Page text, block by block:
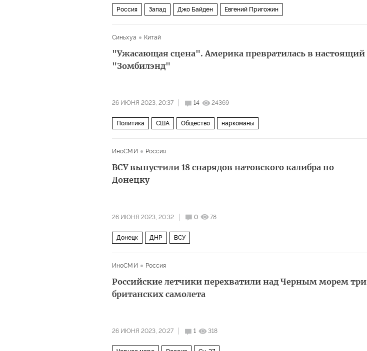
Россия Запад Джо Байден Евгений Пригожин
Синьхуа Китай
"Ужасающая сцена". Америка превратилась в настоящий
"Зомбилэнд"
26 ИЮНЯ 2023, 20:37 14 24369
Политика США Общество наркоманы
ИноСМИ Россия
ВСУ выпустили 18 снарядов натовского калибра по
Донецку
26 ИЮНЯ 2023, 20:32 0 78
Донецк ДНР ВСУ
ИноСМИ Россия
Российские летчики перехватили над Черным морем три
британских самолета
26 ИЮНЯ 2023, 20:27 1 318